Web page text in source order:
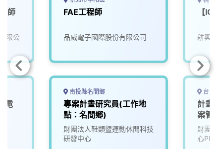
師
限公
電
FAE工程師
品威電子國際股份有限公司
南投縣名間鄉
專案計畫研究員(工作地
點：名間鄉)
財團法人鞋類暨運動休閒科技
研發中心
【
耕興股
台中
計畫
案管
財團法
心PMC